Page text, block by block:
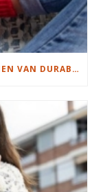
MOOIE DIKGESTREEPTE SOKKEN BREIEN VAN DURABLE GAREN